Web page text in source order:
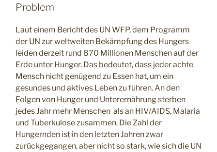
Problem
Laut einem Bericht des UN WFP, dem Programm
der UN zur weltweiten Bekämpfung des Hungers
leiden derzeit rund 870 Millionen Menschen auf der
Erde unter Hunger. Das bedeutet, dass jeder achte
Mensch nicht genügend zu Essen hat, um ein
gesundes und aktives Leben zu führen. An den
Folgen von Hunger und Unterernährung sterben
jedes Jahr mehr Menschen als an HIV/AIDS, Malaria
und Tuberkulose zusammen. Die Zahl der
Hungernden ist in den letzten Jahren zwar
zurückgegangen, aber nicht so stark, wie sich die UN